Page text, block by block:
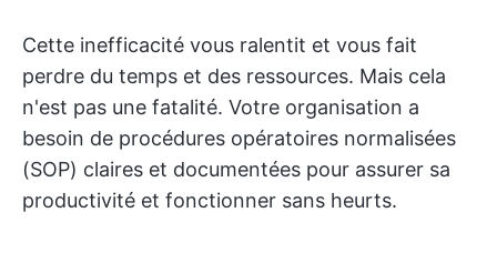
Cette inefficacité vous ralentit et vous fait
perdre du temps et des ressources. Mais cela
n'est pas une fatalité. Votre organisation a
besoin de procédures opératoires normalisées
(SOP) claires et documentées pour assurer sa
productivité et fonctionner sans heurts.